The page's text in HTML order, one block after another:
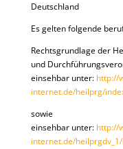
Deutschland
Es gelten folgende
Rechtsgrundlage der
und
einsehbar unter: http://
internet.de/heilprg/
sowie
einsehbar unter: http://
internet.de/